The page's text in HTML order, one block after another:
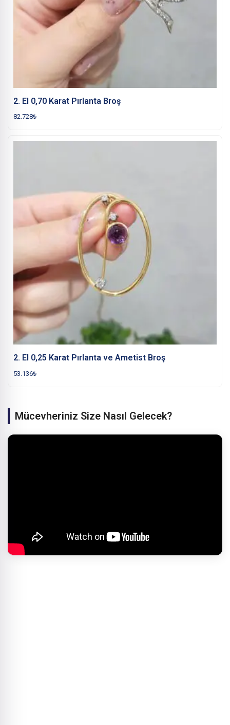
2. El 0,70 Karat Pırlanta Broş
82.728₺
2. El 0,25 Karat Pırlanta ve Ametist Broş
53.136₺
Mücevheriniz Size Nasıl Gelecek?